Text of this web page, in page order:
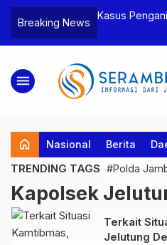
Breaking News
Bea Cukai
Pelaku beserta
dan 146 Gram
Kasus
Tebo
menu
home Nasional Berita
TRENDING TAGS #Polda
Kapolsek
Terkait
Jelutung